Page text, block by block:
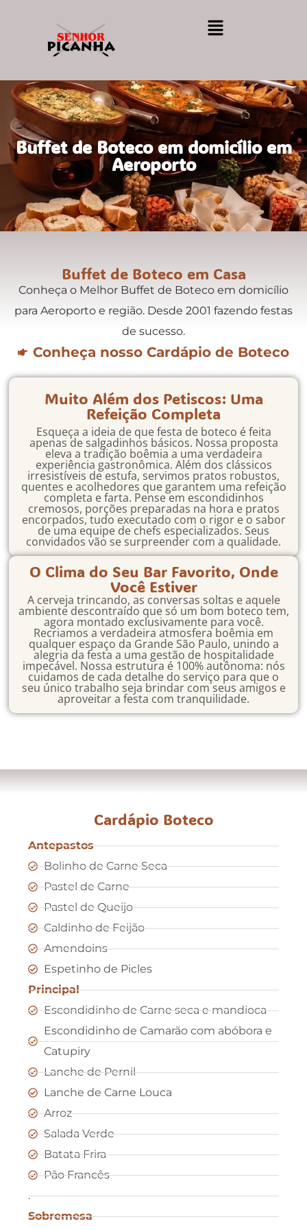
Buffet de Boteco em domicílio em
Aeroporto
Buffet de Boteco em Casa
Conheça o Melhor Buffet de Boteco em domicílio
para Aeroporto e região. Desde 2001 fazendo festas
de sucesso.
Conheça nosso Cardápio de Boteco
Muito Além dos Petiscos: Uma
Refeição Completa
Esqueça a ideia de que festa de boteco é feita
apenas de salgadinhos básicos. Nossa proposta
eleva a tradição boêmia a uma verdadeira
experiência gastronômica. Além dos clássicos
irresistíveis de estufa, servimos pratos robustos,
quentes e acolhedores que garantem uma refeição
completa e farta. Pense em escondidinhos
cremosos, porções preparadas na hora e pratos
encorpados, tudo executado com o rigor e o sabor
de uma equipe de chefs especializados. Seus
convidados vão se surpreender com a qualidade.
O Clima do Seu Bar Favorito, Onde
Você Estiver
A cerveja trincando, as conversas soltas e aquele
ambiente descontraído que só um bom boteco tem,
agora montado exclusivamente para você.
Recriamos a verdadeira atmosfera boêmia em
qualquer espaço da Grande São Paulo, unindo a
alegria da festa a uma gestão de hospitalidade
impecável. Nossa estrutura é 100% autônoma: nós
cuidamos de cada detalhe do serviço para que o
seu único trabalho seja brindar com seus amigos e
aproveitar a festa com tranquilidade.
Cardápio Boteco
Antepastos
Bolinho de Carne Seca
Pastel de Carne
Pastel de Queijo
Caldinho de Feijão
Amendoins
Espetinho de Picles
Principal
Escondidinho de Carne seca e mandioca
Escondidinho de Camarão com abóbora e
Catupiry
Lanche de Pernil
Lanche de Carne Louca
Arroz
Salada Verde
Batata Frira
Pão Francês
.
Sobremesa